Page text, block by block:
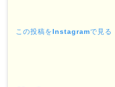
この投稿をInstagramで見る